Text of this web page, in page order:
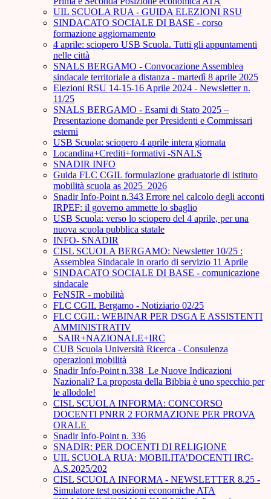
UIL SCUOLA RUA - GUIDA ELEZIONI RSU
SINDACATO SOCIALE DI BASE - corso
formazione aggiornamento
4 aprile: sciopero USB Scuola. Tutti gli appuntamenti
nelle città
SNALS BERGAMO - Convocazione Assemblea
sindacale territoriale a distanza - martedì 8 aprile 2025
Elezioni RSU 14-15-16 Aprile 2024 - Newsletter n.
11/25
SNALS BERGAMO - Esami di Stato 2025 –
Presentazione domande per Presidenti e Commissari
esterni
USB Scuola: sciopero 4 aprile intera giornata
Locandina+Crediti+formativi -SNALS
SNADIR INFO
Guida FLC CGIL formulazione graduatorie di istituto
mobilità scuola as 2025_2026
Snadir Info-Point n.343 Errore nel calcolo degli acconti
IRPEF: il governo ammette lo sbaglio
USB Scuola: verso lo sciopero del 4 aprile, per una
nuova scuola pubblica statale
INFO- SNADIR
CISL SCUOLA BERGAMO: Newsletter 10/25 :
Assemblea Sindacale in orario di servizio 11 Aprile
SINDACATO SOCIALE DI BASE - comunicazione
sindacale
FeNSIR - mobilità
FLC CGIL Bergamo - Notiziario 02/25
FLC CGIL: WEBINAR PER DSGA E ASSISTENTI
AMMINISTRATIV
_SAIR+NAZIONALE+IRC
CUB Scuola Università Ricerca - Consulenza
operazioni mobilità
Snadir Info-Point n.338 Le Nuove Indicazioni
Nazionali? La proposta della Bibbia è uno specchio per
le allodole!
CISL SCUOLA INFORMA: CONCORSO
DOCENTI PNRR 2 FORMAZIONE PER PROVA
ORALE ­
Snadir Info-Point n. 336
SNADIR: PER DOCENTI DI RELIGIONE
UIL SCUOLA RUA: MOBILITA’DOCENTI IRC-
A.S.2025/202
CISL SCUOLA INFORMA - NEWSLETTER 8.25 -
Simulatore test posizioni economiche ATA